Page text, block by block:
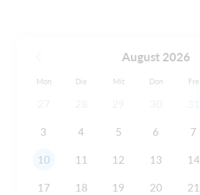
August 2026
Mon Die Mit Don Fre
3 4 5 6 7
10 11 12 13 14
17 18 19 20 21